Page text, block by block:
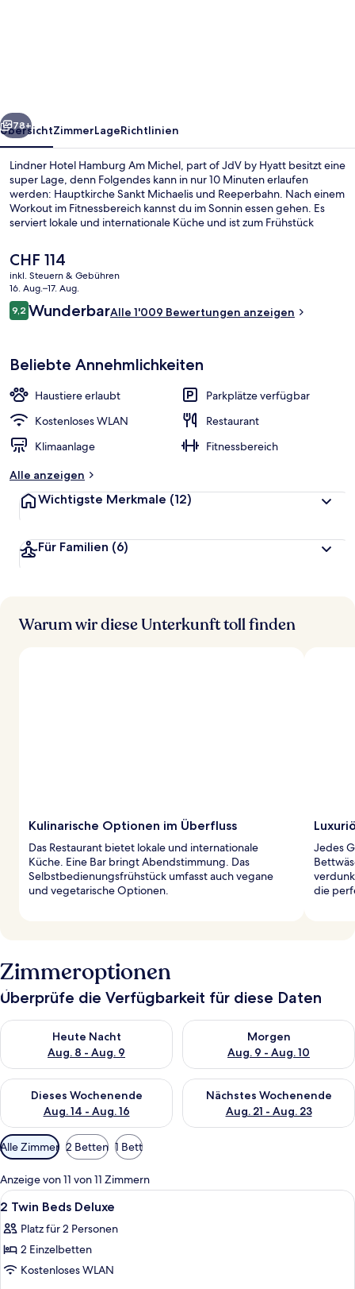
of
JdV
by
Hyatt
Weiter
78+
ÜbersichtZimmerLageRichtlinien
Lindner Hotel Hamburg Am Michel, part of JdV by Hyatt besitzt eine
super Lage, denn Folgendes kann in nur 10 Minuten erlaufen
werden: Hauptkirche Sankt Michaelis und Reeperbahn. Nach einem
Workout im Fitnessbereich kannst du im Sonnin essen gehen. Es
serviert lokale und internationale Küche und ist zum Frühstück
Highlights eine Loungebar, eine Sauna sowie eine Terrasse. Andere
Reisende mögen das hilfsbereite Personal und die Bar. Die
öffentlichen Verkehrsmittel sind nur einen kurzen Fußmarsch
entfernt: Zur U-Bahnhof St. Pauli sind es 8 Minuten und zur S-Bahn-
Station Stadthausbrücke 9 Minuten.
Der
aktuelle
Preis
beträgt
CHF 114.
CHF 114
inkl. Steuern & Gebühren
16. Aug.–17. Aug.
Bewertungen
9,29,2 von 10.
WunderbarAlle 1'009 Bewertungen anzeigen
Beliebte Annehmlichkeiten
Haustiere erlaubt
Parkplätze verfügbar
Kostenloses WLAN
Restaurant
Klimaanlage
Fitnessbereich
Alle anzeigen
Wichtigste Merkmale (12)
Für Familien (6)
Warum wir diese Unterkunft toll finden
Kulinarische Optionen im Überfluss
Das Restaurant bietet lokale und internationale
Küche. Eine Bar bringt Abendstimmung. Das
Selbstbedienungsfrühstück umfasst auch vegane
und vegetarische Optionen.
Jedes
die
Zimmeroptionen
Überprüfe die Verfügbarkeit für diese Daten
Heute Nacht
Aug. 8 - Aug. 9
Überprüfe die Verfügbarkeit für heute Nacht, Aug. 8 - Aug. 9.
Morgen
Aug. 9 - Aug. 10
Überprüfe die Verfügbarkeit
Dieses Wochenende
Aug. 14 - Aug. 16
Überprüfe die Verfügbarkeit für dieses Wochenende, Aug. 14
Nächstes Wochenende
Aug. 21 - Aug. 23
Überprüfe die Verfügbarkeit
Verfügbare
Filter
für
Zimmer
Alle Zimmer 2 Betten 1 Bett
Anzeige von 11 von 11 Zimmern
Alle
Fotos
für
2
Twin
Ein Hotelzimmer mit zwei Betten,
2
2 Twin Beds Deluxe
Platz für 2 Personen
2 Einzelbetten
Kostenloses WLAN